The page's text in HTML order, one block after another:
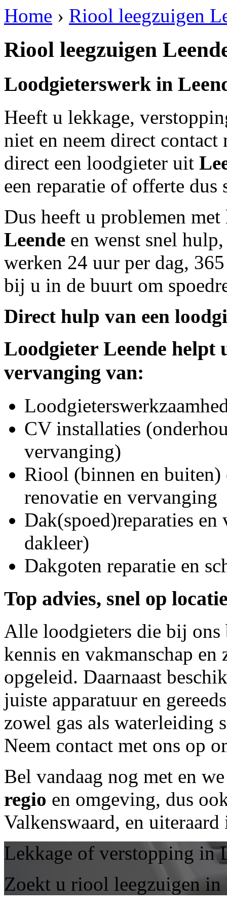
Home › Riool leegzuigen
Riool leegzuigen
Loodgieterswerk in
Heeft u lekkage,
niet en neem direct
direct een loodgieter uit
een reparatie of offerte
Dus heeft u problemen
Leende en wenst snel
werken 24 uur per dag,
bij u in de buurt om
Direct hulp van een
Loodgieter Leende helpt
vervanging van:
CV installaties
vervanging)
Riool (binnen en buiten)
renovatie en vervanging
Dak(spoed)reparaties
dakleer)
Dakgoten reparatie en
Top advies, snel op
Alle loodgieters die bij
kennis en vakmanschap
opgeleid. Daarnaast
juiste apparatuur en
zowel gas als waterleiding
Neem contact met ons op
Bel vandaag nog met en
regio en omgeving, dus
Valkenswaard, en
Lekkage of verstopping in
Zoekt u riool leegzuigen in